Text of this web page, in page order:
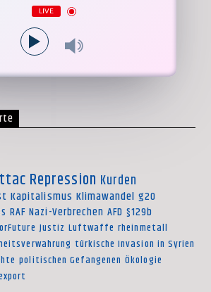
LIVE
Repression Kurden
Kapitalismus Klimawandel g20
RAF Nazi-Verbrechen AFD §129b
Justiz Luftwaffe rheinmetall
türkische Invasion in Syrien
politischen Gefangenen Ökologie